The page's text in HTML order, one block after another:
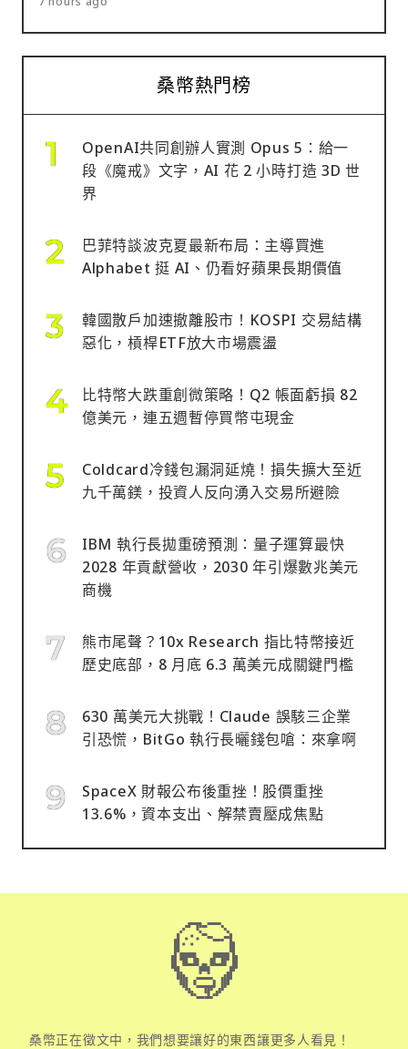
桑幣熱門榜
OpenAI共同創辦人實測 Opus 5：給一
段《魔戒》文字，AI 花 2 小時打造 3D 世
界
巴菲特談波克夏最新布局：主導買進
Alphabet 挺 AI、仍看好蘋果長期價值
韓國散戶加速撤離股市！KOSPI 交易結構
惡化，槓桿ETF放大市場震盪
比特幣大跌重創微策略！Q2 帳面虧損 82
億美元，連五週暫停買幣屯現金
Coldcard冷錢包漏洞延燒！損失擴大至近
九千萬鎂，投資人反向湧入交易所避險
IBM 執行長拋重磅預測：量子運算最快
2028 年貢獻營收，2030 年引爆數兆美元
商機
熊市尾聲？10x Research 指比特幣接近
歷史底部，8 月底 6.3 萬美元成關鍵門檻
630 萬美元大挑戰！Claude 誤駭三企業
引恐慌，BitGo 執行長曬錢包嗆：來拿啊
SpaceX 財報公布後重挫！股價重挫
13.6%，資本支出、解禁賣壓成焦點
桑幣正在徵文中，我們想要讓好的東西讓更多人看見！